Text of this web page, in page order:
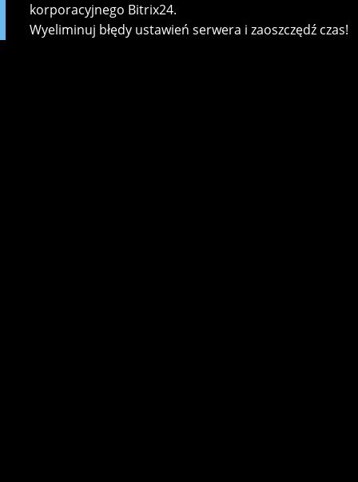
korporacyjnego Bitrix24.
Wyeliminuj błędy ustawień serwera i zaoszczędź czas!